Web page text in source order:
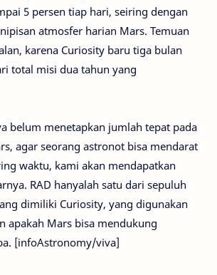
5 persen tiap hari, seiring dengan
atmosfer harian Mars. Temuan
karena Curiosity baru tiga bulan
total misi dua tahun yang
belum menetapkan jumlah tepat pada
agar seorang astronot bisa mendarat
waktu, kami akan mendapatkan
RAD hanyalah satu dari sepuluh
dimiliki Curiosity, yang digunakan
apakah Mars bisa mendukung
[infoAstronomy/viva]